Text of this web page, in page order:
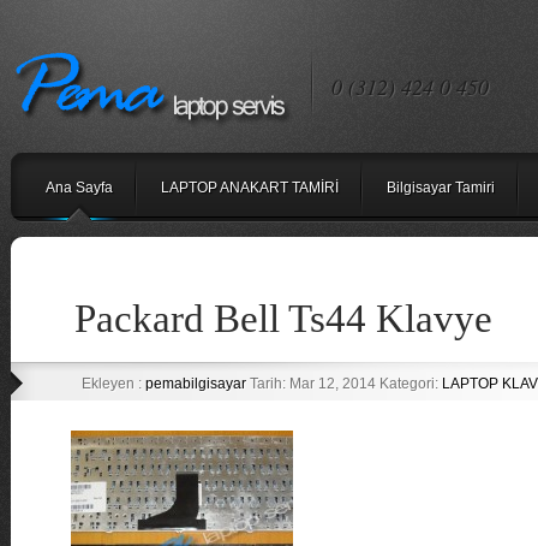
0 (312) 424 0 450
Ana Sayfa LAPTOP ANAKART TAMİRİ Bilgisayar Tamiri
Packard Bell Ts44 Klavye
Ekleyen : pemabilgisayarTarih: Mar 12, 2014 Kategori: LAPTOP